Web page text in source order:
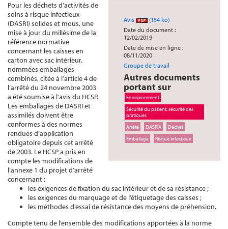
Avis
(154 ko)
Date du document :
12/02/2019
Date de mise en ligne :
08/11/2020
Groupe de travail
Autres documents
portant sur
Environnement
Sécurité du patient, sécurité des
pratiques
Arrêté
DASRIA
Déchet
Emballage
Risque infectieux
Pour les déchets d’activités de
soins à risque infectieux
(DASRI) solides et mous, une
mise à jour du millésime de la
référence normative
concernant les caisses en
carton avec sac intérieur,
nommées emballages
combinés, citée à l’article 4 de
l’arrêté du 24 novembre 2003
a été soumise à l’avis du HCSP.
Les emballages de DASRI et
assimilés doivent être
conformes à des normes
rendues d’application
obligatoire depuis cet arrêté
de 2003. Le HCSP a pris en
compte les modifications de
l’annexe 1 du projet d’arrêté
concernant :
les exigences de fixation du sac intérieur et de sa résistance ;
les exigences du marquage et de l’étiquetage des caisses ;
les méthodes d’essai de résistance des moyens de préhension.
Compte tenu de l’ensemble des modifications apportées à la norme